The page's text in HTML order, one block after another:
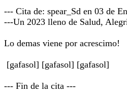
--- Cita de: spear_Sd en 03 de
---Un 2023 lleno de Salud,
Lo demas viene por acrescimo!
[gafasol] [gafasol] [gafasol]
--- Fin de la cita ---